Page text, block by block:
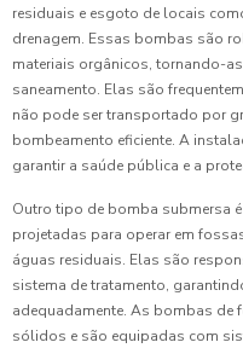
residuais e esgoto de locais
drenagem. Essas bombas são
materiais orgânicos, tornando-
saneamento. Elas são
não pode ser transportado por
bombeamento eficiente. A
garantir a saúde pública e a
Outro tipo de bomba submersa
projetadas para operar em
águas residuais. Elas são
sistema de tratamento,
adequadamente. As bombas
sólidos e são equipadas com